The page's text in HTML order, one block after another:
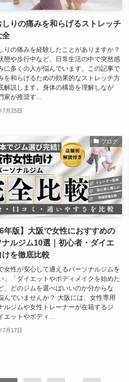
しりの痛みを和らげるストレッチ
全
りの痛みを経験したことがありますか？
態や歩行中など、日常生活の中で突然感
に多くの人が悩んでいます。この記事で
を和らげるための効果的なストレッチ方
解説します。身体の構造を理解しなが
家が推奨す...
7月25日
ブログ
年版】大阪で女性におすすめの
ナルジム10選｜初心者・ダイエ
けを徹底比較
女性が安心して通えるパーソナルジムを
」「ダイエットやボディメイクを始めた
、どのジムを選べばいいのか分からな
んでいませんか？ 大阪には、女性専用
ルジムや女性トレーナーが在籍するジ
エットやボディ...
7月17日